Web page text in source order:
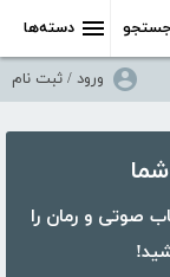
دسته‌ها جستجو
ورود / ثبت نام
از ۵۰،۰۰۰ کتاب، کتاب صوتی و رمان را